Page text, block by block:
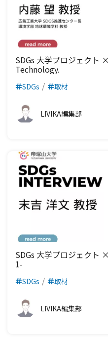
SDGs 大学プロジェク
Technology.
SDGs 取材
LIVIKA編集部
SDGs 大学プロジェクト
1-
SDGs 取材
LIVIKA編集部